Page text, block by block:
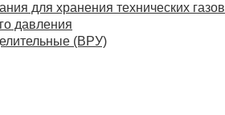
для хранения технических газов
давления
(ВРУ)